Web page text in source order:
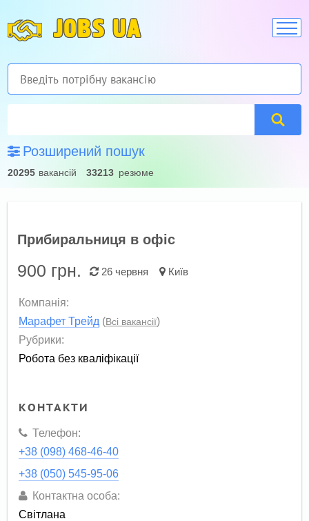
JOBS UA
Розширений пошук
20295 вакансій 33213 резюме
Прибиральниця в офіс
900 грн. 26 червня Київ
Компанія:
Марафет Трейд (Всі вакансії)
Рубрики:
Робота без кваліфікації
КОНТАКТИ
Телефон:
+38 (098) 468-46-40
+38 (050) 545-95-06
Контактна особа:
Світлана